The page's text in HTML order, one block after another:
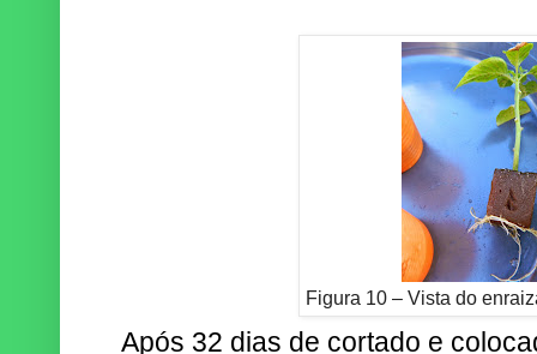
Figura 10 – Vista do
Após 32 dias de cortado e